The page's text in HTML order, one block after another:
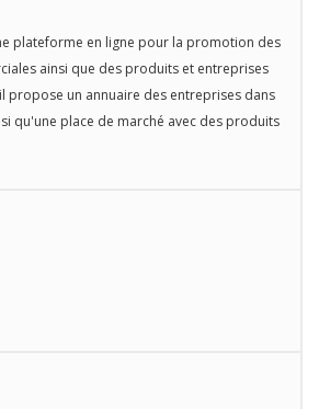
plateforme en ligne pour la promotion des
ainsi que des produits et entreprises
propose un annuaire des entreprises dans
qu'une place de marché avec des produits